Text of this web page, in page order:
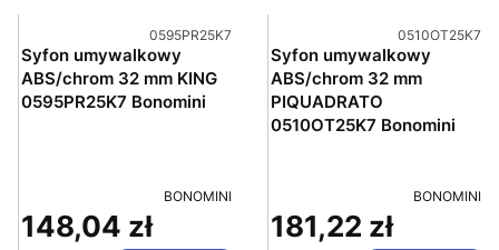
Kod produktu
0595PR25K7
Syfon umywalkowy
ABS/chrom 32 mm KING
0595PR25K7 Bonomini
PRODUCENT
BONOMINI
Cena
148,04 zł
Kod produktu
0510OT25K7
Syfon umywalkowy
ABS/chrom 32 mm
PIQUADRATO
0510OT25K7 Bonomini
PRODUCENT
BONOMINI
Cena
181,22 zł